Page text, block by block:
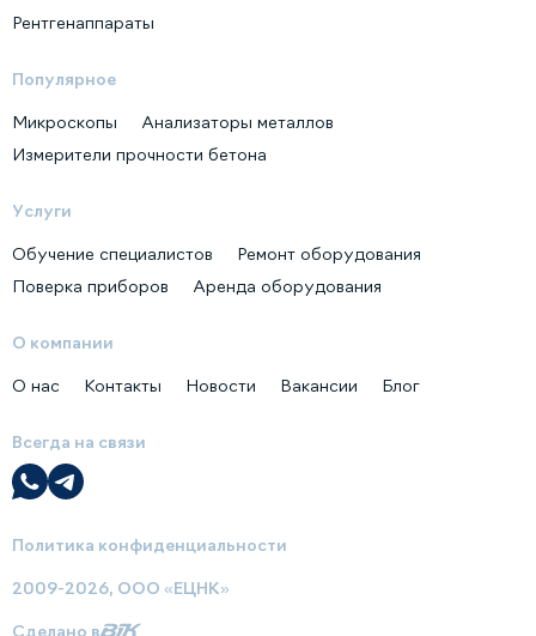
Рентгенаппараты
Популярное
Микроскопы
Анализаторы металлов
Измерители прочности бетона
Услуги
Обучение специалистов
Ремонт оборудования
Поверка приборов
Аренда оборудования
О компании
О нас Контакты Новости Вакансии Блог
Всегда на связи
Политика конфиденциальности
2009-2026, ООО «ЕЦНК»
Сделано в